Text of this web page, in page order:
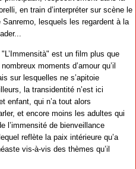
en train d’interpréter sur scène le
lesquels les regardent à la
est un film plus que
moments d’amour qu’il
sur lesquelles ne s’apitoie
la transidentité n’est ici
enfant, qui n’a tout alors
et encore moins les adultes qui
l’immensité de bienveillance
reflète la paix intérieure qu’a
vis-à-vis des thèmes qu’il